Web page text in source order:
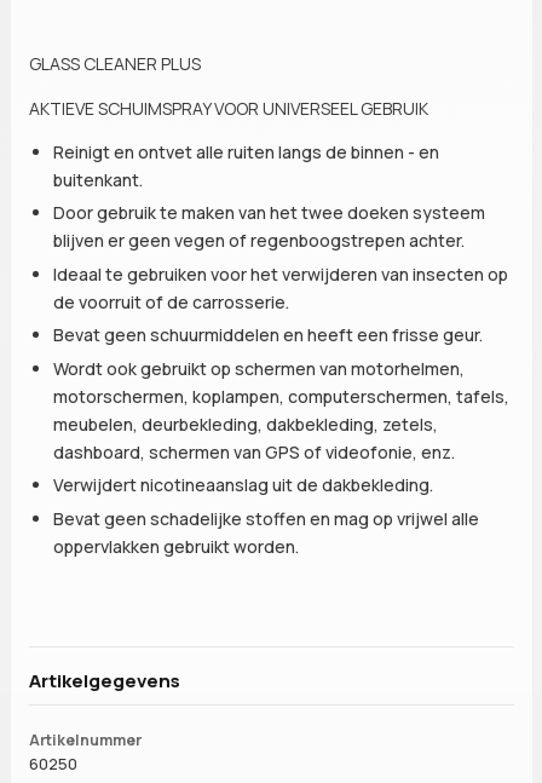
GLASS CLEANER PLUS
AKTIEVE SCHUIMSPRAY VOOR UNIVERSEEL GEBRUIK
Reinigt en ontvet alle ruiten langs de binnen - en
buitenkant.
Door gebruik te maken van het twee doeken systeem
blijven er geen vegen of regenboogstrepen achter.
Ideaal te gebruiken voor het verwijderen van insecten op
de voorruit of de carrosserie.
Bevat geen schuurmiddelen en heeft een frisse geur.
Wordt ook gebruikt op schermen van motorhelmen,
motorschermen, koplampen, computerschermen, tafels,
meubelen, deurbekleding, dakbekleding, zetels,
dashboard, schermen van GPS of videofonie, enz.
Verwijdert nicotineaanslag uit de dakbekleding.
Bevat geen schadelijke stoffen en mag op vrijwel alle
oppervlakken gebruikt worden.
Artikelgegevens
Artikelnummer
60250